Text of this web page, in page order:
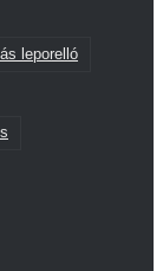
leporelló